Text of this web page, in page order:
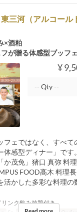
東三河（アルコー
×酒粕
が贈る体感型ブッフ
¥
フェではなく、すべて
感型ディナー」です。
か茂免」猪口 真弥 料
FOOD髙木 料理
活かした多彩な料理の
ンク飲み放題付き